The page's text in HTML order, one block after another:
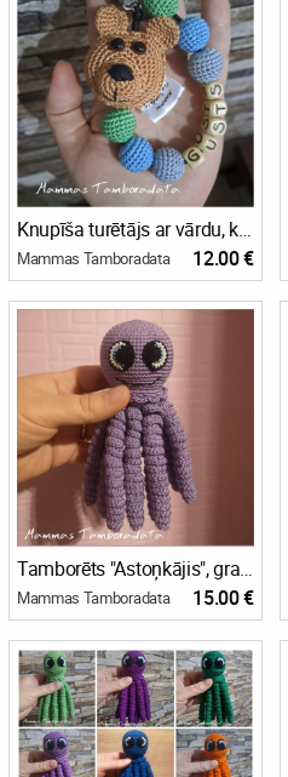
Knupīša turētājs ar vārdu, knupīšturētājs, knupīša sargs, raudzību dāvana, personalizēta dāvana mazulim
Mammas Tamboradata 12.00 €
Tamborēts "Astoņkājis", grabulis, grabulītis mazulim, attīstošā rotaļlieta
Mammas Tamboradata 15.00 €